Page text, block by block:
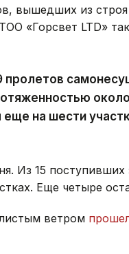
вышедших из
«Горсвет LTD»
пролетов
на шести
Из 15 поступивших
Еще четыре
ветром